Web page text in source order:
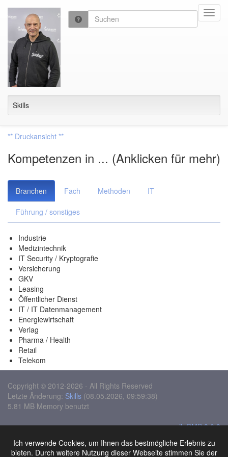
Skills
** Druckansicht **
Kompetenzen in ... (Anklicken für mehr)
Branchen Fach Methoden IT
Führung / sonstiges
Industrie
Medizintechnik
IT Security / Kryptografie
Versicherung
GKV
Leasing
Öffentlicher Dienst
IT / IT Datenmanagement
Energiewirtschaft
Verlag
Pharma / Health
Retail
Telekom
Copyright © 2012-2026 - All Rights Reserved
Letzte Änderung: Skills (08.05.2026, 09:59:38)
5.81 MB Memory benutzt
moziloCMS 3.0.3
Sitemap
Ich verwende Cookies, um Ihnen das bestmögliche Erlebnis zu
bieten. Durch weitere Nutzung dieser Webseite stimmen Sie der